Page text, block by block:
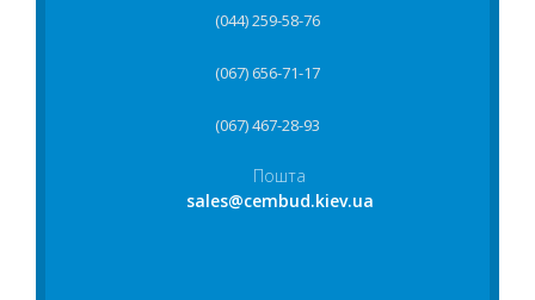
(044) 259-58-76
(067) 656-71-17
(067) 467-28-93
Пошта
sales@cembud.kiev.ua